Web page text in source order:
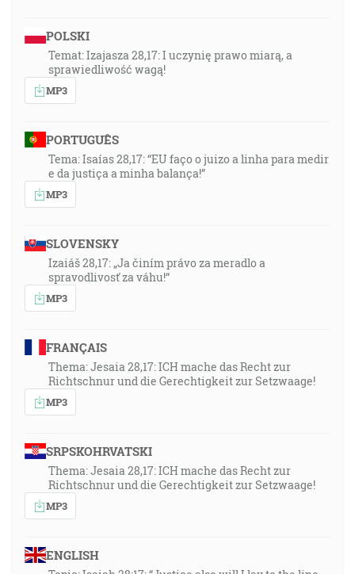
POLSKI
Temat: Izajasza 28,17: I uczynię prawo miarą, a
sprawiedliwość wagą!
MP3
PORTUGUÊS
Tema: Isaías 28,17: “EU faço o juizo a linha para medir
e da justiça a minha balança!”
MP3
SLOVENSKY
Izaiáš 28,17: „Ja činím právo za meradlo a
spravodlivosť za váhu!“
MP3
FRANÇAIS
Thema: Jesaia 28,17: ICH mache das Recht zur
Richtschnur und die Gerechtigkeit zur Setzwaage!
MP3
SRPSKOHRVATSKI
Thema: Jesaia 28,17: ICH mache das Recht zur
Richtschnur und die Gerechtigkeit zur Setzwaage!
MP3
ENGLISH